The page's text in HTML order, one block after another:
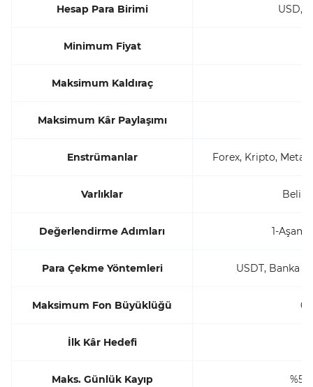
Hesap Para Birimi USD,
Minimum Fiyat
Maksimum Kaldıraç
Maksimum Kâr Paylaşımı
Enstrümanlar Forex, Kripto,
Varlıklar
Değerlendirme Adımları 1-
Para Çekme Yöntemleri USDT, Banka
Maksimum Fon Büyüklüğü
İlk Kâr Hedefi
Maks. Günlük Kayıp